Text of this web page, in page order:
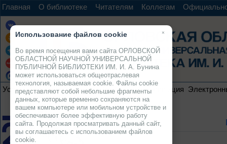
Главная О библиотеке Читателям Коллегам
Услуги Ресурсы Проекты Электронная коллекция
×
Использование файлов cookie
Во время посещения вами сайта ОРЛОВСКОЙ
ОБЛАСТНОЙ НАУЧНОЙ УНИВЕРСАЛЬНОЙ
ПУБЛИЧНОЙ БИБЛИОТЕКИ ИМ. И. А. Бунина
может использоваться общеотраслевая
технология, называемая cookie. Файлы cookie
представляют собой небольшие фрагменты
данных, которые временно сохраняются на
вашем компьютере или мобильном устройстве и
обеспечивают более эффективную работу
сайта. Продолжая просматривать данный сайт,
вы соглашаетесь с использованием файлов
cookie.